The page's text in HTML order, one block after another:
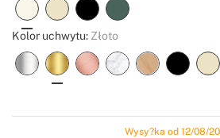
Kolor uchwytu: Złoto
Wysy?ka od 12/08/